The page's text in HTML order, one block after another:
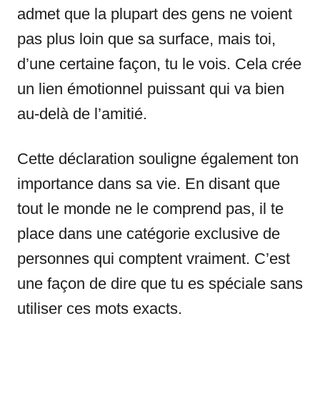
admet que la plupart des gens ne voient
pas plus loin que sa surface, mais toi,
d’une certaine façon, tu le vois. Cela crée
un lien émotionnel puissant qui va bien
au-delà de l’amitié.
Cette déclaration souligne également ton
importance dans sa vie. En disant que
tout le monde ne le comprend pas, il te
place dans une catégorie exclusive de
personnes qui comptent vraiment. C’est
une façon de dire que tu es spéciale sans
utiliser ces mots exacts.